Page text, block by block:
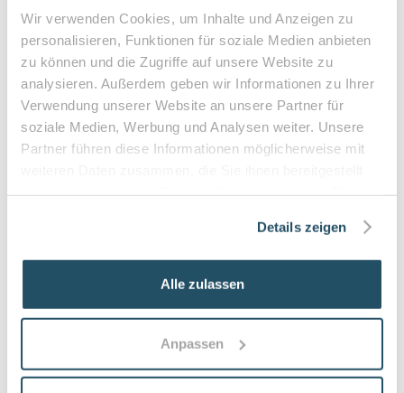
Wir verwenden Cookies, um Inhalte und Anzeigen zu
personalisieren, Funktionen für soziale Medien anbieten
zu können und die Zugriffe auf unsere Website zu
analysieren. Außerdem geben wir Informationen zu Ihrer
Verwendung unserer Website an unsere Partner für
soziale Medien, Werbung und Analysen weiter. Unsere
Partner führen diese Informationen möglicherweise mit
Details zeigen
Alle zulassen
Anpassen
Querschnittslähmung
10% Zuzahlung pro Behandlung (mind. 5€, max. 10€)
•Befreiung bei chronischen Erkrankungen möglich
•Privatleistungen nach individueller Vereinbarung
Häufige Fragen zum Praxisbesuch
und kosmetischer Fußpflege?
Podologie ist eine medizinische Fachdisziplin;
medizinische Fußpflege behandelt Erkrankungen und